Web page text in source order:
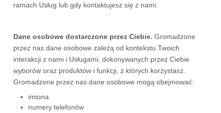
ramach Usług lub gdy kontaktujesz się z nami.
Dane osobowe dostarczone przez Ciebie. Gromadzone
przez nas dane osobowe zależą od kontekstu Twoich
interakcji z nami i Usługami, dokonywanych przez Ciebie
wyborów oraz produktów i funkcji, z których korzystasz.
Gromadzone przez nas dane osobowe mogą obejmować:
imiona
numery telefonów